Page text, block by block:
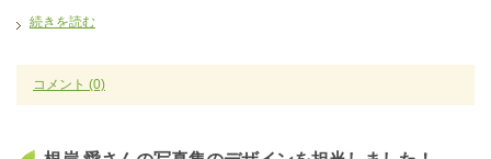
続きを読む
コメント (0)